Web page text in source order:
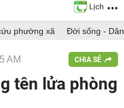
phường xã Đời sống -
AM CHIA SẺ
tên lửa phòng